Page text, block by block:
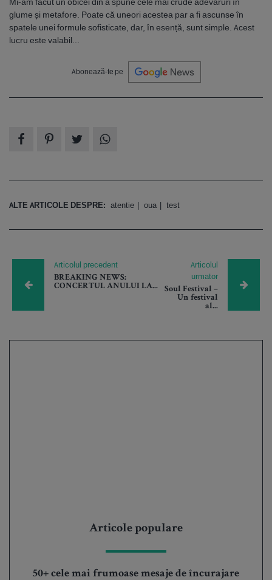
glume și metafore. Poate că uneori acestea par a fi ascunse în
spatele unei formule sofisticate, dar, în esență, sunt simple. Acest
lucru este valabil...
Abonează-te pe
ALTE ARTICOLE DESPRE: atentie oua test
Articolul precedent
BREAKING NEWS:
CONCERTUL ANULUI LA...
Articolul
urmator
Soul Festival –
Un festival
al...
Articole populare
50+ cele mai frumoase mesaje de încurajare